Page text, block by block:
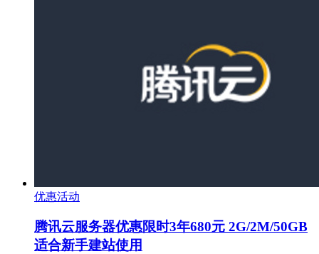
优惠活动
腾讯云服务器优惠限时3年680元 2G/2M/50GB
适合新手建站使用